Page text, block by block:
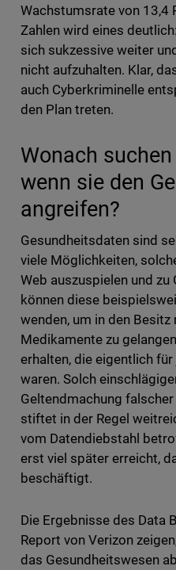
Wachstumsrate von 13,4
Zahlen wird eines
sich sukzessive weiter
nicht aufzuhalten. Klar,
auch Cyberkriminelle
den Plan treten.
Wonach
wenn sie den
angreifen?
Gesundheitsdaten sind
viele Möglichkeiten,
Web auszuspielen und zu
können diese
wenden, um in den
Medikamente zu
erhalten, die eigentlich
waren. Solch
Geltendmachung
stiftet in der Regel
vom Datendiebstahl
erst viel später erreicht,
beschäftigt.
Die Ergebnisse des Data
Report von Verizon
das Gesundheitswesen